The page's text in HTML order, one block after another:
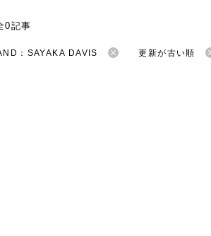
0記事
：SAYAKA DAVIS 更新が古い順